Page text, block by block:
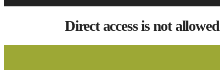
Direct access is not